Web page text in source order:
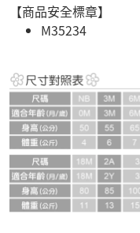
【商品安全標章】
M35234